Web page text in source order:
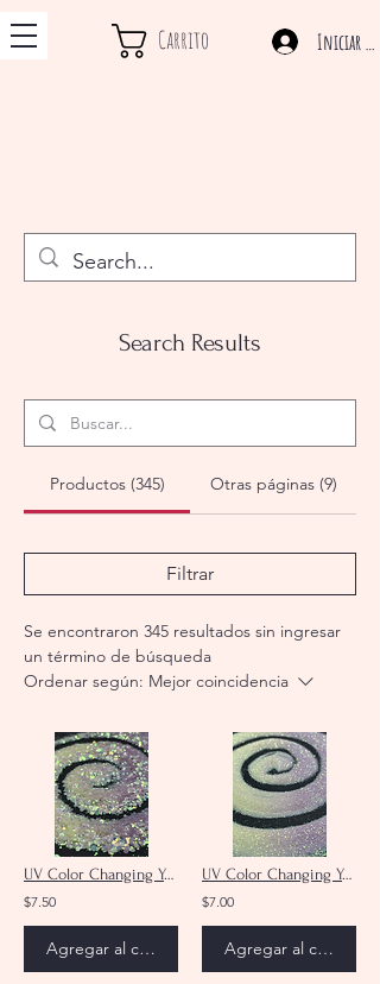
Carrito Iniciar
Search Results
Productos (345) Otras páginas (9)
Filtrar
Se encontraron 345 resultados sin ingresar
un término de búsqueda
Ordenar según: Mejor coincidencia
UV Color Changing Yellow/Purple Chunky Mix Glitter
$7.50
Agregar al carrito
UV Color Changing Yellow/Purple Ultra Fine Glitter
$7.00
Agregar al carrito